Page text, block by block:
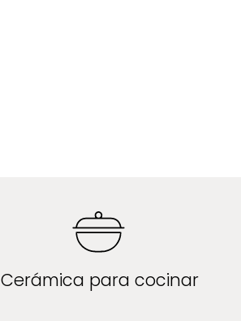
Cerámica para cocinar